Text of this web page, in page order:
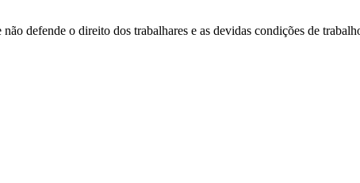
defende o direito dos trabalhares e as devidas condições de